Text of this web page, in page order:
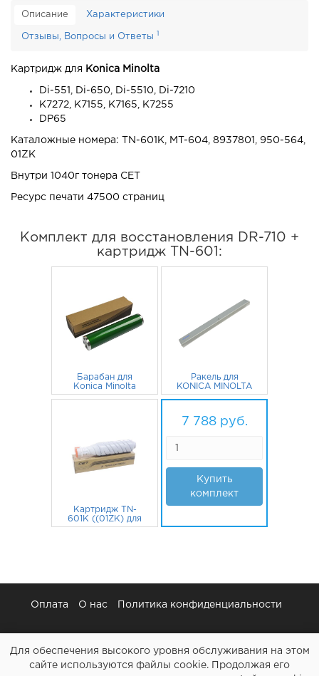
Описание Характеристики
Отзывы, Вопросы и Ответы
Картридж для Konica Minolta
Di-551, Di-650, Di-5510, Di-7210
K7272, K7155, K7165, K7255
DP65
Каталожные номера:
TN-601K, MT-604, 8937801, 950-564,
01ZK
Внутри 1040г тонера CET
Ресурс печати 47500 страниц
Комплект для восстановления DR-710 +
картридж TN-601:
Барабан для
Konica Minolta
Bizhub 600, 601
Ракель для
KONICA MINOLTA
7255, di551, 7155,
Картридж TN-
601K ((01ZK) для
Konica Minolta Di-
7 788руб.
Купить
комплект
Оплата О нас Политика конфиденциальности
Для обеспечения высокого уровня обслуживания на этом
сайте используются файлы cookie. Продолжая его